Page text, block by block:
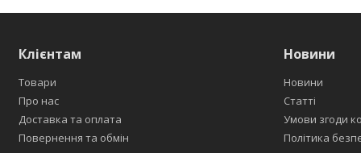
Клієнтам
Товари
Про нас
Доставка та оплата
Повернення та обмін
Новини
Новини
Статті
Умови згоди
Політика